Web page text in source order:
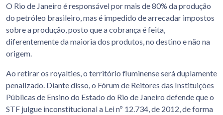
O Rio de Janeiro é responsável por mais de 80% da produção
do petróleo brasileiro, mas é impedido de arrecadar impostos
sobre a produção, posto que a cobrança é feita,
diferentemente da maioria dos produtos, no destino e não na
origem.
Ao retirar os royalties, o território fluminense será duplamente
penalizado. Diante disso, o Fórum de Reitores das Instituições
Públicas de Ensino do Estado do Rio de Janeiro defende que o
STF julgue inconstitucional a Lei nº 12.734, de 2012, de forma